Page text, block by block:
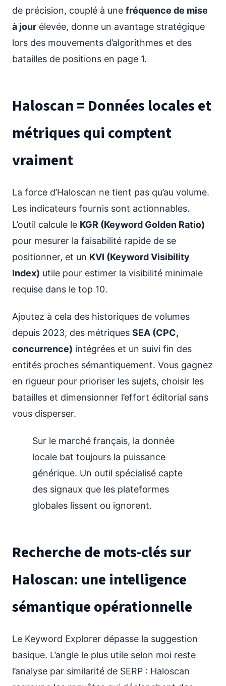
de précision, couplé à une fréquence de mise
à jour élevée, donne un avantage stratégique
lors des mouvements d’algorithmes et des
batailles de positions en page 1.
Haloscan = Données locales et
métriques qui comptent
vraiment
La force d’Haloscan ne tient pas qu’au volume.
Les indicateurs fournis sont actionnables.
L’outil calcule le KGR (Keyword Golden Ratio)
pour mesurer la faisabilité rapide de se
positionner, et un KVI (Keyword Visibility
Index) utile pour estimer la visibilité minimale
requise dans le top 10.
Ajoutez à cela des historiques de volumes
depuis 2023, des métriques SEA (CPC,
concurrence) intégrées et un suivi fin des
entités proches sémantiquement. Vous gagnez
en rigueur pour prioriser les sujets, choisir les
batailles et dimensionner l’effort éditorial sans
vous disperser.
Sur le marché français, la donnée
locale bat toujours la puissance
générique. Un outil spécialisé capte
des signaux que les plateformes
globales lissent ou ignorent.
Recherche de mots-clés sur
Haloscan: une intelligence
sémantique opérationnelle
Le Keyword Explorer dépasse la suggestion
basique. L’angle le plus utile selon moi reste
l’analyse par similarité de SERP : Haloscan